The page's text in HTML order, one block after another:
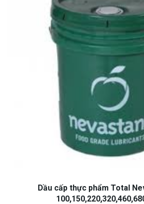
Dầu cấp thực phẩm Total